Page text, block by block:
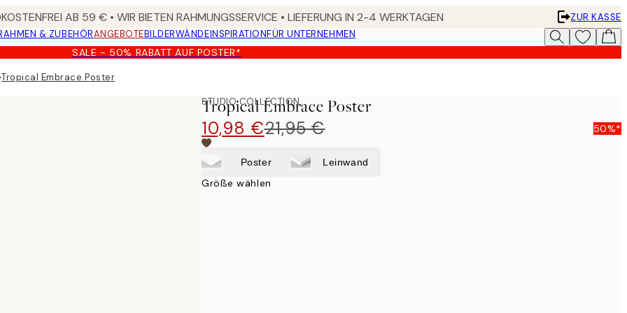
AB 59 € • WIR BIETEN RAHMUNGSSERVICE • LIEFERUNG IN 2-4 WERKTAGEN
ZUR KASSE
& ZUBEHÖRANGEBOTEBILDERWÄNDEINSPIRATIONFÜR UNTERNEHMEN
SALE - 50% RABATT AUF POSTER*
Tropical Embrace Poster
STUDIO COLLECTION
Tropical Embrace Poster
10,98 €21,95 € 50%*
Poster Leinwand
Größe wählen